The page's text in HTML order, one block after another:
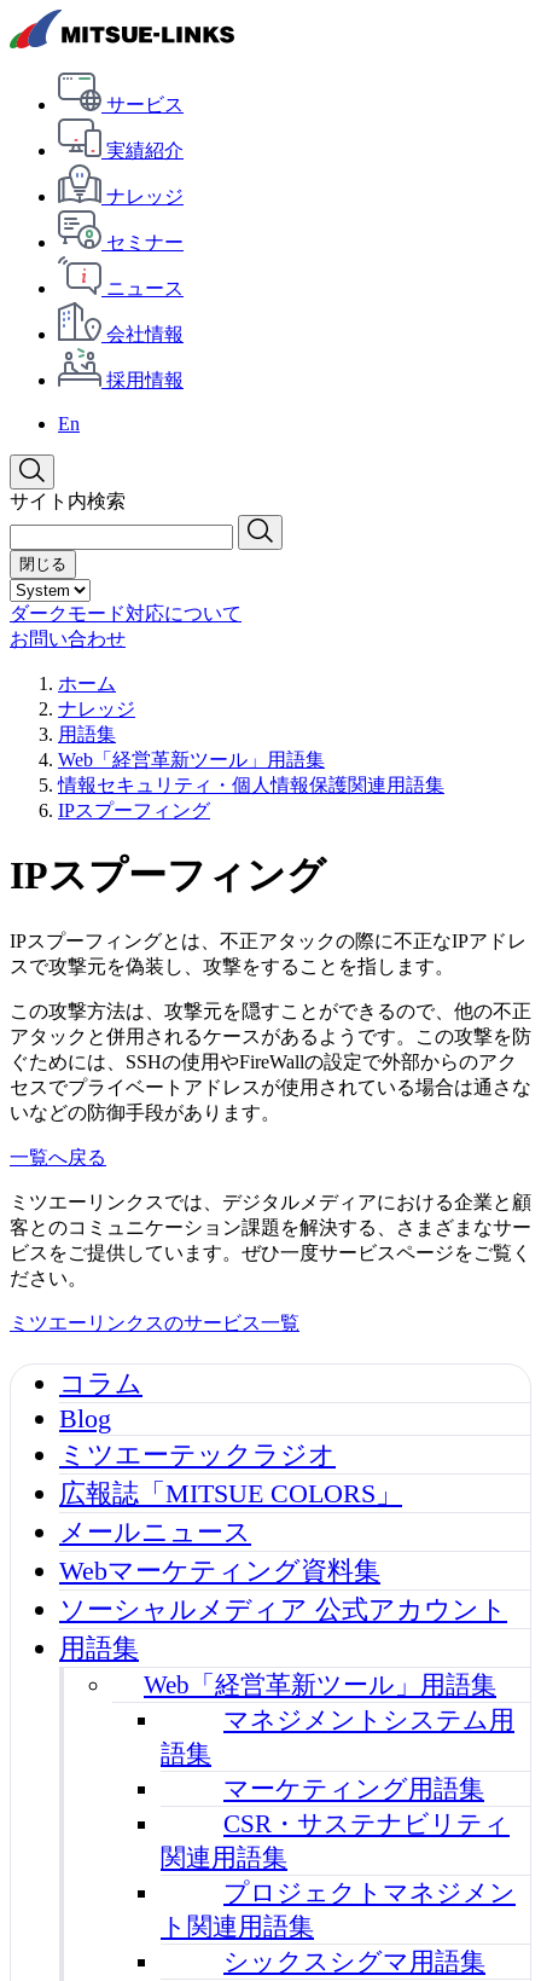
サービス
実績紹介
ナレッジ
セミナー
ニュース
会社情報
採用情報
En
サイト内検索
閉じる
ダークモード対応について
お問い合わせ
ホーム
ナレッジ
用語集
Web「経営革新ツール」用語集
情報セキュリティ・個人情報保護関連用語集
IPスプーフィング
IPスプーフィング
IPスプーフィングとは、不正アタックの際に不正なIPアドレ
スで攻撃元を偽装し、攻撃をすることを指します。
この攻撃方法は、攻撃元を隠すことができるので、他の不正
アタックと併用されるケースがあるようです。この攻撃を防
ぐためには、SSHの使用やFireWallの設定で外部からのアク
セスでプライベートアドレスが使用されている場合は通さな
いなどの防御手段があります。
一覧へ戻る
ミツエーリンクスでは、デジタルメディアにおける企業と顧
客とのコミュニケーション課題を解決する、さまざまなサー
ビスをご提供しています。ぜひ一度サービスページをご覧く
ださい。
ミツエーリンクスのサービス一覧
コラム
Blog
ミツエーテックラジオ
広報誌「MITSUE COLORS」
メールニュース
Webマーケティング資料集
ソーシャルメディア 公式アカウント
用語集
Web「経営革新ツール」用語集
マネジメントシステム用
語集
マーケティング用語集
CSR・サステナビリティ
関連用語集
プロジェクトマネジメン
ト関連用語集
シックスシグマ用語集